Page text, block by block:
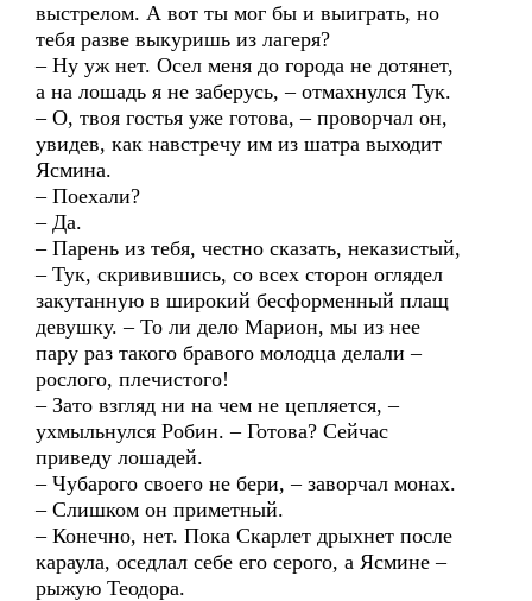
выстрелом. А вот ты мог бы и выиграть, но
тебя разве выкуришь из лагеря?
– Ну уж нет. Осел меня до города не дотянет,
а на лошадь я не заберусь, – отмахнулся Тук.
– О, твоя гостья уже готова, – проворчал он,
увидев, как навстречу им из шатра выходит
Ясмина.
– Поехали?
– Да.
– Парень из тебя, честно сказать, неказистый,
– Тук, скривившись, со всех сторон оглядел
закутанную в широкий бесформенный плащ
девушку. – То ли дело Марион, мы из нее
пару раз такого бравого молодца делали –
рослого, плечистого!
– Зато взгляд ни на чем не цепляется, –
ухмыльнулся Робин. – Готова? Сейчас
приведу лошадей.
– Чубарого своего не бери, – заворчал монах.
– Слишком он приметный.
– Конечно, нет. Пока Скарлет дрыхнет после
караула, оседлал себе его серого, а Ясмине –
рыжую Теодора.